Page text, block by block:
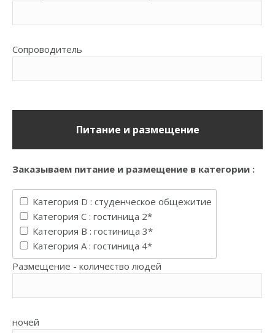
Сопроводитель
Питание и размещение
Заказываем питание и размещение в категории :
Категория D : студенческое общежитие
Категория C : гостиница 2*
Категория B : гостиница 3*
Категория A : гостиница 4*
Pазмещение - количество людей
ночей